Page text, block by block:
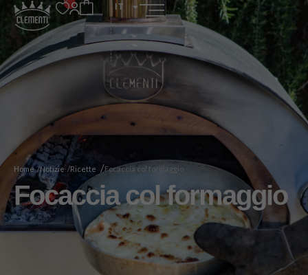
IT
Home /Notizie /Ricette /Focaccia col formaggio
Focaccia col formaggio